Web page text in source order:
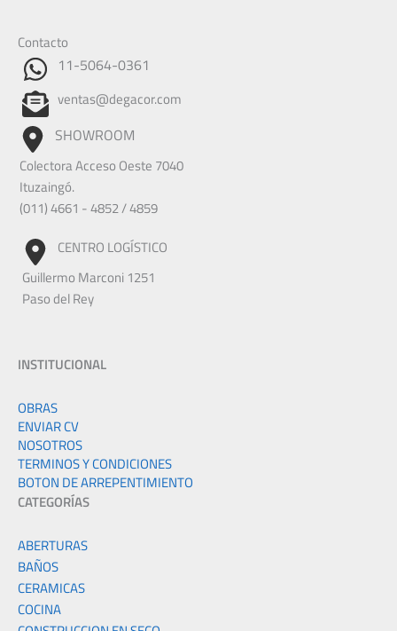
Contacto
11-5064-0361
ventas@degacor.com
SHOWROOM
Colectora Acceso Oeste 7040
Ituzaingó.
(011) 4661 - 4852 / 4859
CENTRO LOGÍSTICO
Guillermo Marconi 1251
Paso del Rey
INSTITUCIONAL
OBRAS
ENVIAR CV
NOSOTROS
TERMINOS Y CONDICIONES
BOTON DE ARREPENTIMIENTO
CATEGORÍAS
ABERTURAS
BAÑOS
CERAMICAS
COCINA